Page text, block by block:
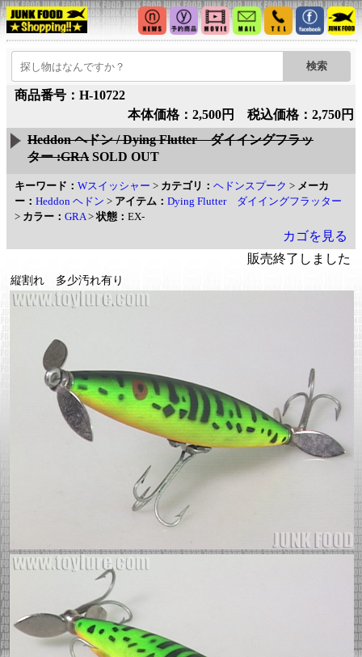
商品番号：H-10722
本体価格：2,500円 税込価格：2,750円
Heddon ヘドン / Dying Flutter ダイイングフラッ
ター :GRA SOLD OUT
キーワード： Wスイッシャー > カテゴリ： ヘドンスプーク > メーカ
ー： Heddon ヘドン > アイテム： Dying Flutter ダイイングフラッター
> カラー： GRA>状態： EX-
カゴを見る
販売終了しました
縦割れ 多少汚れ有り